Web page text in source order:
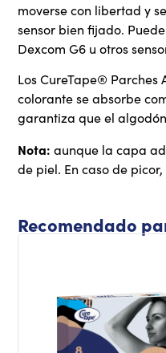
moverse con libertad y
sensor bien fijado.
Dexcom G6 u otros
Los CureTape® Parches
colorante se absorbe
garantiza que el
Nota: aunque la capa
de piel. En caso de
Recomendado